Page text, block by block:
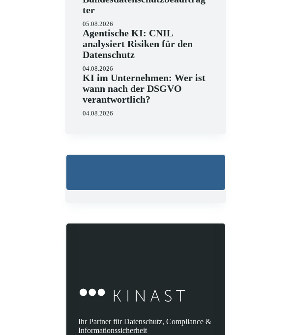
ter
05.08.2026
Agentische KI: CNIL
analysiert Risiken für den
Datenschutz
04.08.2026
KI im Unternehmen: Wer ist
wann nach der DSGVO
verantwortlich?
04.08.2026
Ihr Partner für Datenschutz, Compliance &
Informationssicherheit